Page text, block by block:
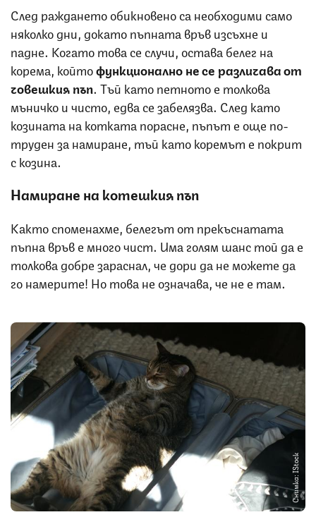
След раждането обикновено са необходими само
няколко дни, докато пъпната връв изсъхне и
падне. Когато това се случи, остава белег на
корема, койтофункционално не се различава от
човешкия пъп. Тъй като петното е толкова
мъничко и чисто, едва се забелязва. След като
козината на котката порасне, пъпът е още по-
труден за намиране, тъй като коремът е покрит
с козина.
Намиране на котешкия пъп
Както споменахме, белегът от прекъснатата
пъпна връв е много чист. Има голям шанс той да е
толкова добре зараснал, че дори да не можете да
го намерите! Но това не означава, че не е там.
Снимка: IStock